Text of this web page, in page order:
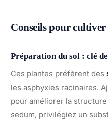
Conseils pour cultiver
Préparation du sol : clé
Ces plantes préfèrent des
les asphyxies racinaires.
pour améliorer la
sedum, privilégiez un